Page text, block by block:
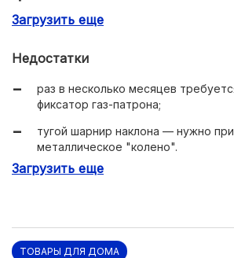
фурнитура из нержавеющей стали.
Загрузить еще
Недостатки
раз в несколько месяцев
фиксатор газ-патрона;
тугой шарнир наклона — нужно
металлическое "колено".
Загрузить еще
ТОВАРЫ ДЛЯ ДОМА